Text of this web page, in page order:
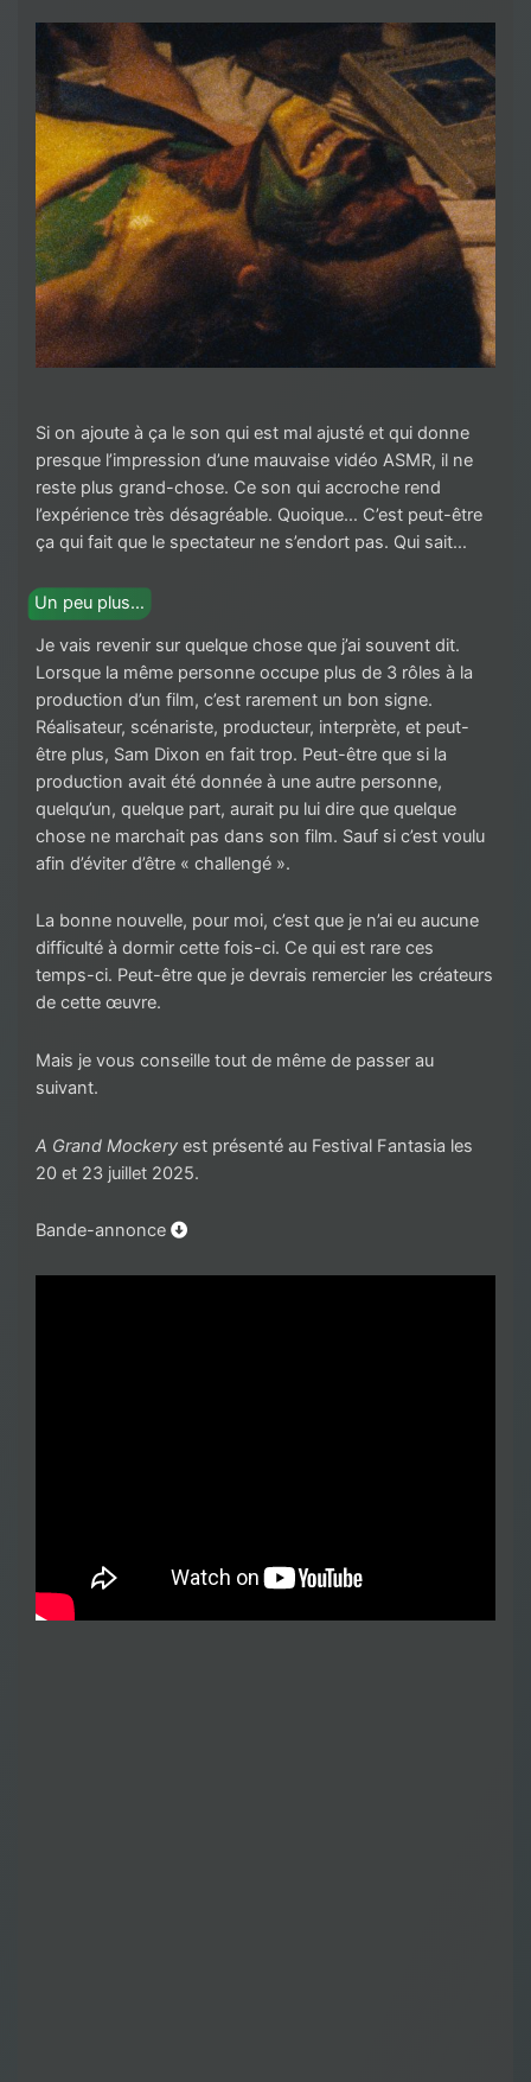
Si on ajoute à ça le son qui est mal ajusté et qui donne
presque l’impression d’une mauvaise vidéo ASMR, il ne
reste plus grand-chose. Ce son qui accroche rend
l’expérience très désagréable. Quoique… C’est peut-être
ça qui fait que le spectateur ne s’endort pas. Qui sait…
Un peu plus…
Je vais revenir sur quelque chose que j’ai souvent dit.
Lorsque la même personne occupe plus de 3 rôles à la
production d’un film, c’est rarement un bon signe.
Réalisateur, scénariste, producteur, interprète, et peut-
être plus, Sam Dixon en fait trop. Peut-être que si la
production avait été donnée à une autre personne,
quelqu’un, quelque part, aurait pu lui dire que quelque
chose ne marchait pas dans son film. Sauf si c’est voulu
afin d’éviter d’être « challengé ».
La bonne nouvelle, pour moi, c’est que je n’ai eu aucune
difficulté à dormir cette fois-ci. Ce qui est rare ces
temps-ci. Peut-être que je devrais remercier les créateurs
de cette œuvre.
Mais je vous conseille tout de même de passer au
suivant.
A Grand Mockery est présenté au Festival Fantasia les
20 et 23 juillet 2025.
Bande-annonce